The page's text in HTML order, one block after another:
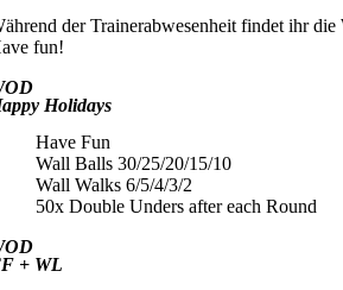
der Trainerabwesenheit findet ihr
fun!
Holidays
Have Fun
Wall Balls 30/25/20/15/10
Wall Walks 6/5/4/3/2
50x Double Unders after each Round
+ WL